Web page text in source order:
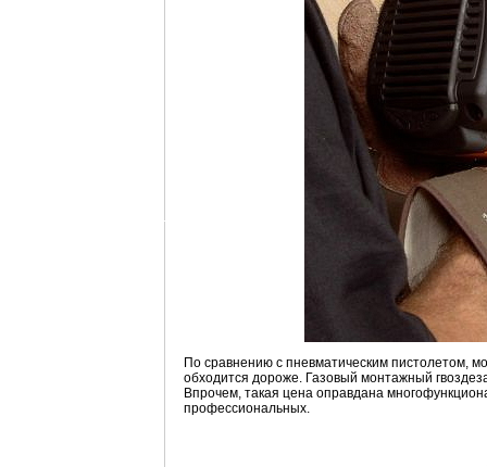
По сравнению с пневматическим пистолетом,
обходится дороже. Газовый монтажный
Впрочем, такая цена оправдана
профессиональных.